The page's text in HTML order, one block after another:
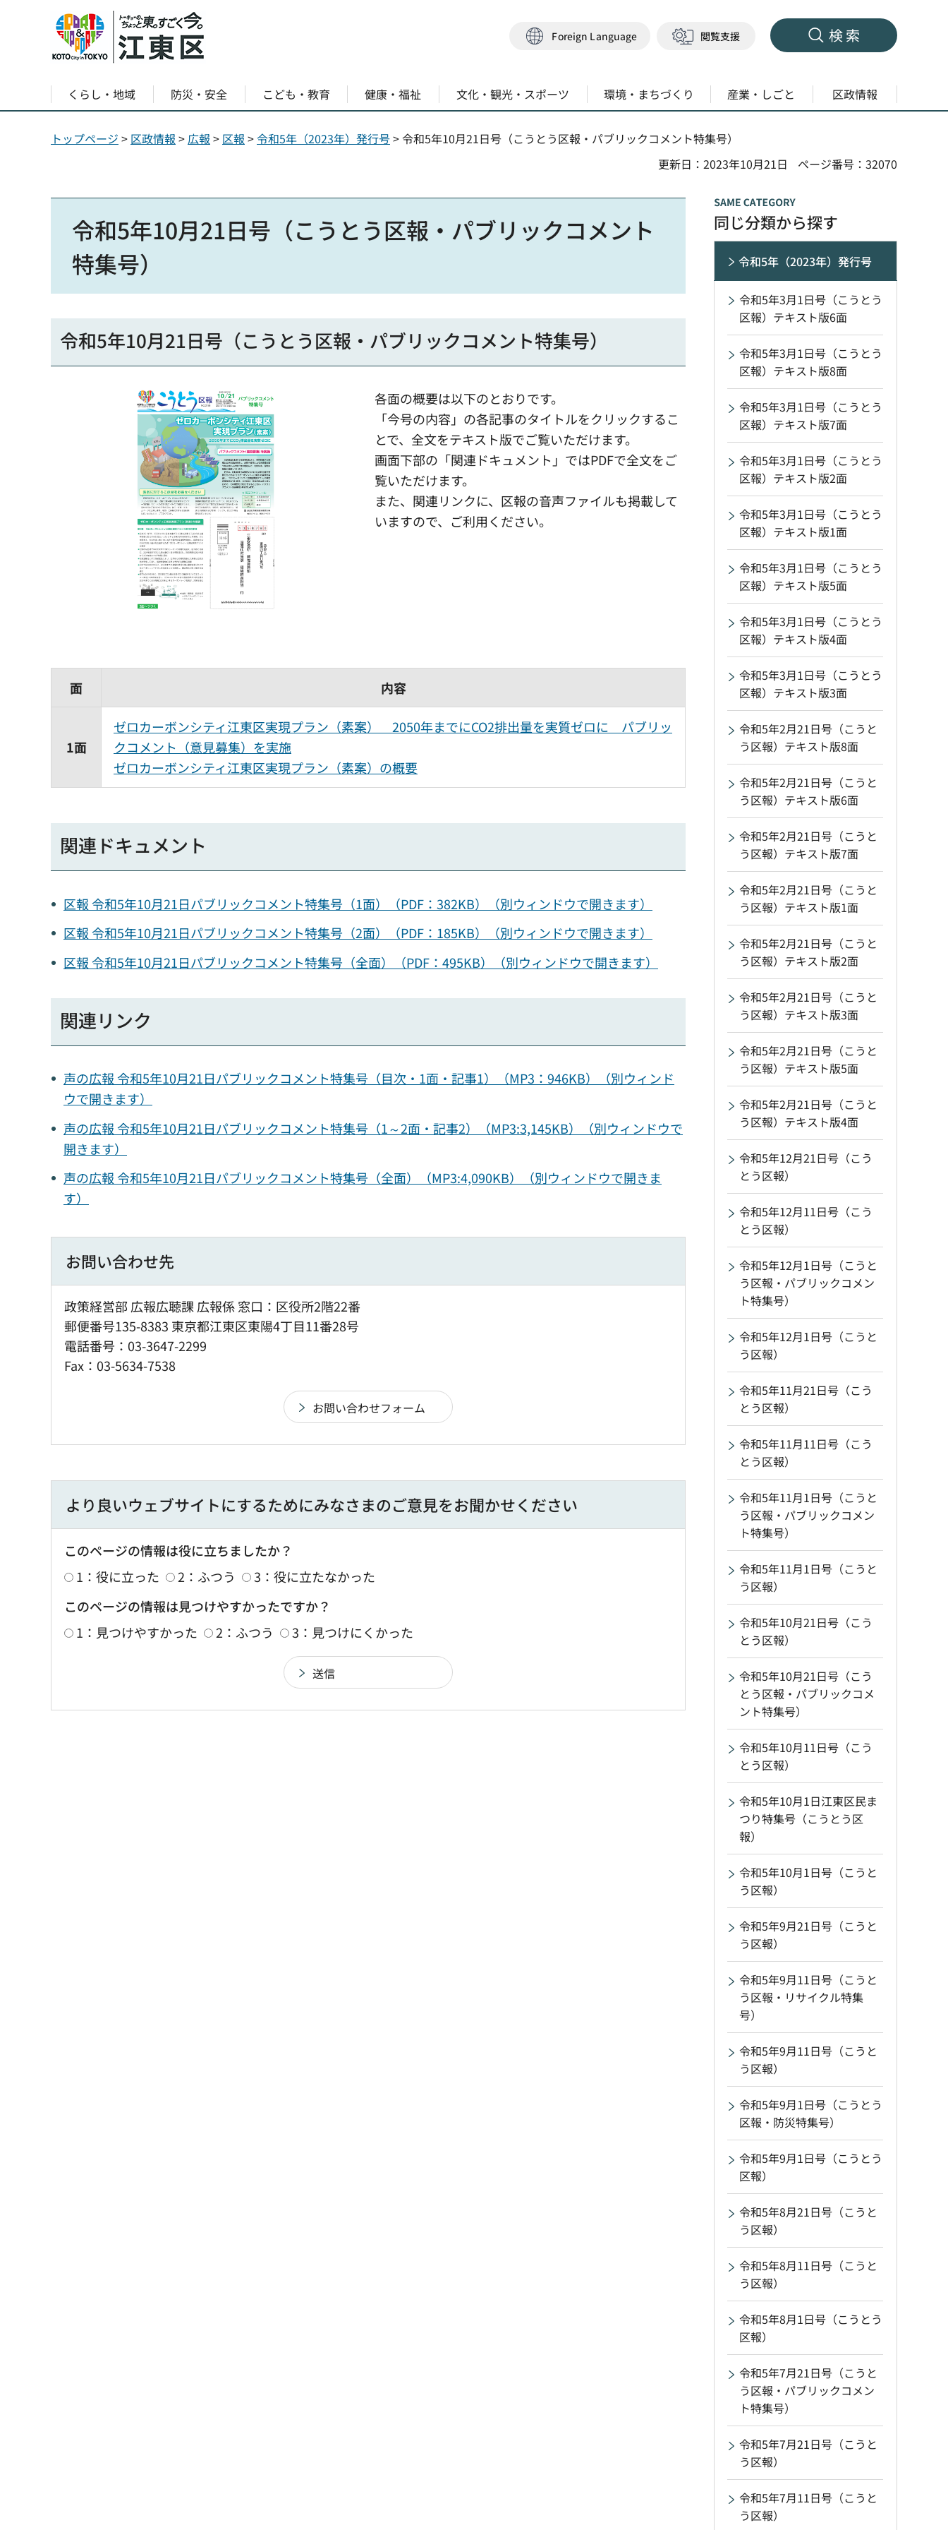
Foreign Language 閲覧支援 検索
くらし・地域 防災・安全 こども・教育 健康・福祉 文化・観光・スポーツ 環境・まちづくり 産業・しごと 区政情報
トップページ > 区政情報 > 広報 > 区報 >令和5年（2023年）発行号> 令和5年10月21日号（こうとう区報・パブリックコメント特集号）
更新日：2023年10月21日
ページ番号：32070
令和5年10月21日号（こうとう区報・パブリックコメント
特集号）
令和5年10月21日号（こうとう区報・パブリックコメント特集号）
各面の概要は以下のとおりです。
「今号の内容」の各記事のタイトルをクリックするこ
とで、全文をテキスト版でご覧いただけます。
画面下部の「関連ドキュメント」ではPDFで全文をご
覧いただけます。
また、関連リンクに、区報の音声ファイルも掲載して
いますので、ご利用ください。
面 内容
1面
ゼロカーボンシティ江東区実現プラン（素案） 2050年までにCO2排出量を実質ゼロに パブリッ
クコメント（意見募集）を実施
ゼロカーボンシティ江東区実現プラン（素案）の概要
関連ドキュメント
区報 令和5年10月21日パブリックコメント特集号（1面）（PDF：382KB）（別ウィンドウで開きます）
区報 令和5年10月21日パブリックコメント特集号（2面）（PDF：185KB）（別ウィンドウで開きます）
区報 令和5年10月21日パブリックコメント特集号（全面）（PDF：495KB）（別ウィンドウで開きます）
関連リンク
声の広報 令和5年10月21日パブリックコメント特集号（目次・1面・記事1）（MP3：946KB）（別ウィンド
ウで開きます）
声の広報 令和5年10月21日パブリックコメント特集号（1～2面・記事2）（MP3:3,145KB）（別ウィンドウで
開きます）
声の広報 令和5年10月21日パブリックコメント特集号（全面）（MP3:4,090KB）（別ウィンドウで開きま
す）
お問い合わせ先
政策経営部 広報広聴課 広報係 窓口：区役所2階22番
郵便番号135-8383 東京都江東区東陽4丁目11番28号
電話番号：03-3647-2299
Fax：03-5634-7538
より良いウェブサイトにするためにみなさまのご意見をお聞かせください
このページの情報は役に立ちましたか？
1：役に立った
2：ふつう
3：役に立たなかった
このページの情報は見つけやすかったですか？
1：見つけやすかった
2：ふつう 3：見つけにくかった
同じ分類から探す
令和5年（2023年）発行号
令和5年3月1日号（こうとう
区報）テキスト版6面
令和5年3月1日号（こうとう
区報）テキスト版8面
令和5年3月1日号（こうとう
区報）テキスト版7面
令和5年3月1日号（こうとう
区報）テキスト版2面
令和5年3月1日号（こうとう
区報）テキスト版1面
令和5年3月1日号（こうとう
区報）テキスト版5面
令和5年3月1日号（こうとう
区報）テキスト版4面
令和5年3月1日号（こうとう
区報）テキスト版3面
令和5年2月21日号（こうと
う区報）テキスト版8面
令和5年2月21日号（こうと
う区報）テキスト版6面
令和5年2月21日号（こうと
う区報）テキスト版7面
令和5年2月21日号（こうと
う区報）テキスト版1面
令和5年2月21日号（こうと
う区報）テキスト版2面
令和5年2月21日号（こうと
う区報）テキスト版3面
令和5年2月21日号（こうと
う区報）テキスト版5面
令和5年2月21日号（こうと
う区報）テキスト版4面
令和5年12月21日号（こう
とう区報）
令和5年12月11日号（こう
とう区報）
令和5年12月1日号（こうと
う区報・パブリックコメン
ト特集号）
令和5年12月1日号（こうと
う区報）
令和5年11月21日号（こう
とう区報）
令和5年11月11日号（こう
とう区報）
令和5年11月1日号（こうと
う区報・パブリックコメン
ト特集号）
令和5年11月1日号（こうと
う区報）
令和5年10月21日号（こう
とう区報）
令和5年10月21日号（こう
とう区報・パブリックコメ
ント特集号）
令和5年10月11日号（こう
とう区報）
令和5年10月1日江東区民ま
つり特集号（こうとう区
報）
令和5年10月1日号（こうと
う区報）
令和5年9月21日号（こうと
う区報）
令和5年9月11日号（こうと
う区報・リサイクル特集
号）
令和5年9月11日号（こうと
う区報）
令和5年9月1日号（こうとう
区報・防災特集号）
令和5年9月1日号（こうとう
区報）
令和5年8月21日号（こうと
う区報）
令和5年8月11日号（こうと
う区報）
令和5年8月1日号（こうとう
区報）
令和5年7月21日号（こうと
う区報・パブリックコメン
ト特集号）
令和5年7月21日号（こうと
う区報）
令和5年7月11日号（こうと
う区報）